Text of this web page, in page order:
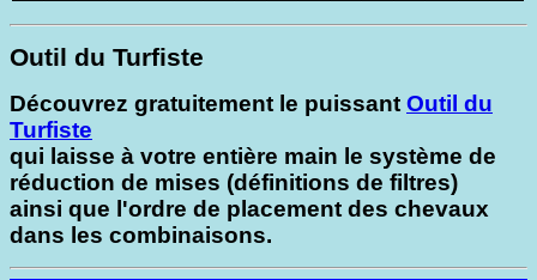
Outil du Turfiste
Découvrez gratuitement le puissant Outil du
Turfiste
qui laisse à votre entière main le système de
réduction de mises (définitions de filtres)
ainsi que l'ordre de placement des chevaux
dans les combinaisons.